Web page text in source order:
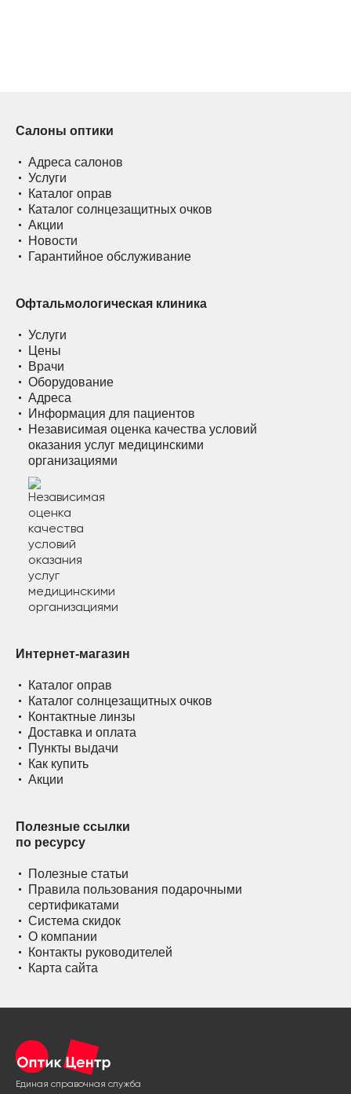
Салоны оптики
Адреса салонов
Услуги
Каталог оправ
Каталог солнцезащитных очков
Акции
Новости
Гарантийное обслуживание
Офтальмологическая клиника
Услуги
Цены
Врачи
Оборудование
Адреса
Информация для пациентов
Независимая оценка качества условий
оказания услуг медицинскими
организациями
Интернет-магазин
Каталог оправ
Каталог солнцезащитных очков
Контактные линзы
Доставка и оплата
Пункты выдачи
Как купить
Акции
Полезные ссылки
по ресурсу
Полезные статьи
Правила пользования подарочными
сертификатами
Система скидок
О компании
Контакты руководителей
Карта сайта
Единая справочная служба